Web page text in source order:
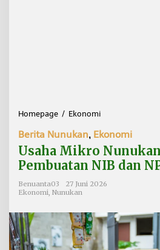
Homepage / Ekonomi
a
h
a
M
N
n
Berita Nunukan, Ekonomi
Usaha Mikro
Pembuatan NIB dan
Benuanta03
27 Juni 2026
Ekonomi Nunukan